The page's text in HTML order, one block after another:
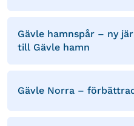
Gävle hamnspår – ny
till Gävle hamn
Gävle Norra –